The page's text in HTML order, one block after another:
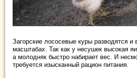
Загорские лососевые куры разводятся
масштабах. Так как у несушек высокая
а молодняк быстро набирает вес. И
требуется изысканный рацион питания.